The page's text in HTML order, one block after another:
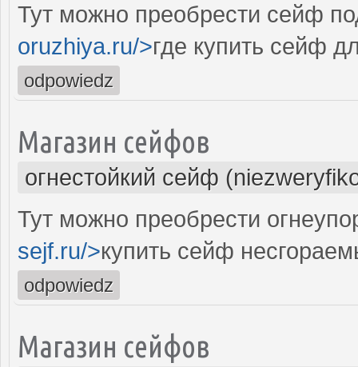
Тут можно преобрести сейф
oruzhiya.ru/>где купить сейф
odpowiedz
Магазин сейфов
огнестойкий сейф
Тут можно преобрести
sejf.ru/>купить сейф
odpowiedz
Магазин сейфов